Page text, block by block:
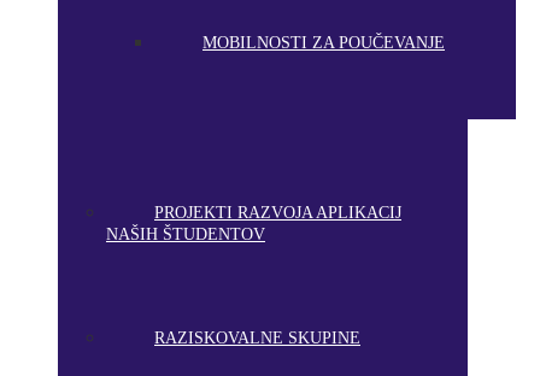
MOBILNOSTI ZA POUČEVANJE
PROJEKTI RAZVOJA APLIKACIJ
NAŠIH ŠTUDENTOV
RAZISKOVALNE SKUPINE